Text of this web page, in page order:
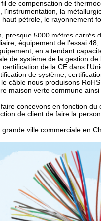
de compensation de
la
pétrole, le rayonnement
presque 5000 mètres
équipement de l'essai
en attendant
de système de la gestion
de la CE dans
de système,
câble nous produisons
maison verte commune ainsi
concevons en fonction
de client de faire la
ville commerciale en